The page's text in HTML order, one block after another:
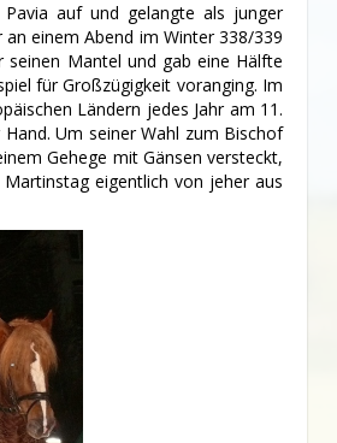
auf und gelangte als junger
einem Abend im Winter 338/339
Mantel und gab eine Hälfte
für Großzügigkeit voranging. Im
Ländern jedes Jahr am 11.
Um seiner Wahl zum Bischof
Gehege mit Gänsen versteckt,
eigentlich von jeher aus